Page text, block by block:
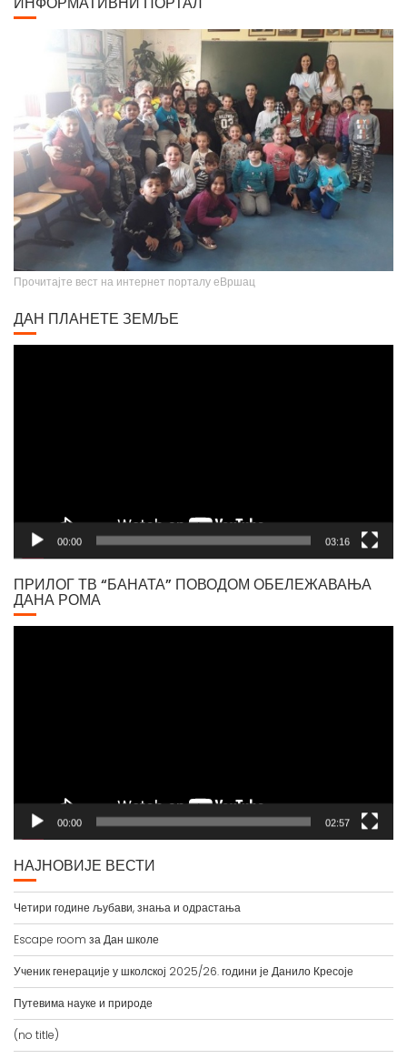
Прочитајте вест на интернет порталу еВршац
ДАН ПЛАНЕТЕ ЗЕМЉЕ
00:00 03:16
ПРИЛОГ ТВ “БАНАТА” ПОВОДОМ ОБЕЛЕЖАВАЊА
ДАНА РОМА
00:00 02:57
НАЈНОВИЈЕ ВЕСТИ
Четири године љубави, знања и одрастања
Escape room за Дан школе
Ученик генерације у школској 2025/26. години је Данило Кресоје
Путевима науке и природе
(no title)